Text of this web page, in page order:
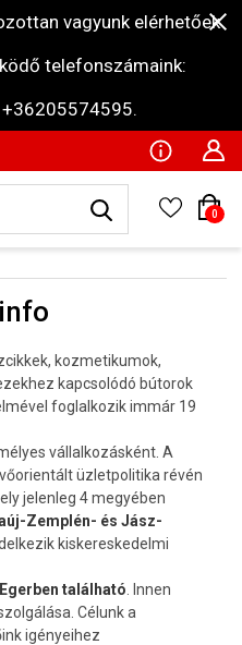
vagyunk elérhetőek
telefonszámaink:
0
kozmetikumok,
kapcsolódó bútorok
foglalkozik immár 19
vállalkozásként. A
üzletpolitika révén
jelenleg 4 megyében
Zemplén- és Jász-
kiskereskedelmi
található . Innen
Célunk a
igényeihez